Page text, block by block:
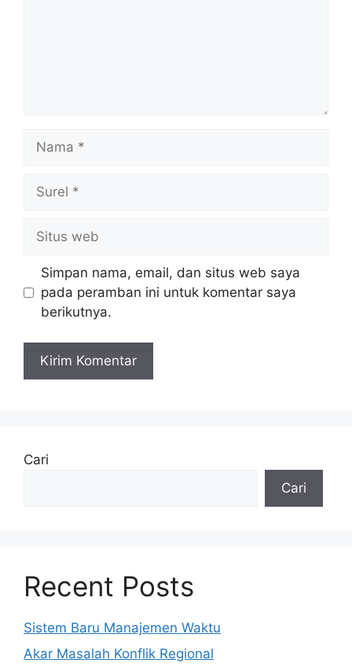
Nama
Surel
Situs
web
Simpan nama, email, dan situs web saya
pada peramban ini untuk komentar saya
berikutnya.
Cari
Cari
Recent Posts
Sistem Baru Manajemen Waktu
Akar Masalah Konflik Regional